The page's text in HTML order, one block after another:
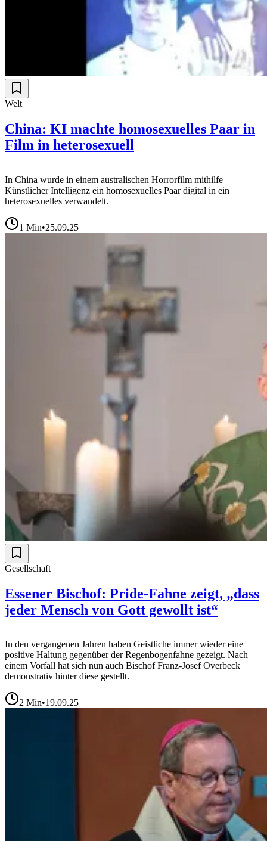
Welt
China: KI machte homosexuelles Paar in
Film in heterosexuell
In China wurde in einem australischen Horrorfilm mithilfe
Künstlicher Intelligenz ein homosexuelles Paar digital in ein
heterosexuelles verwandelt.
1 Min•25.09.25
Gesellschaft
Essener Bischof: Pride-Fahne zeigt, „dass
jeder Mensch von Gott gewollt ist“
In den vergangenen Jahren haben Geistliche immer wieder eine
positive Haltung gegenüber der Regenbogenfahne gezeigt. Nach
einem Vorfall hat sich nun auch Bischof Franz-Josef Overbeck
demonstrativ hinter diese gestellt.
2 Min•19.09.25